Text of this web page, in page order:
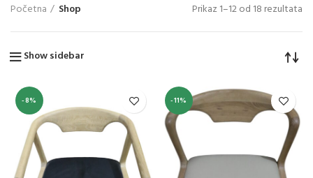
Početna Shop Prikaz 1–12 od 18 rezultata
Show sidebar
-8% -11%